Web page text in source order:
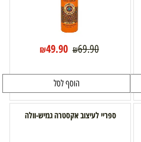
₪69.90
₪49.90
הוסף לסל
ספריי לעיצוב אקסטרה גמיש-וולה